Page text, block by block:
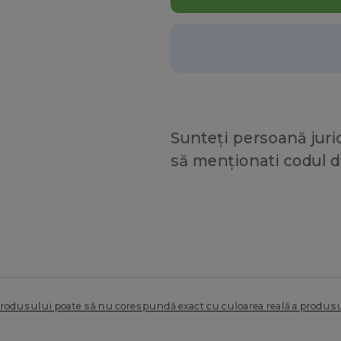
Sunteți persoană
să menționati codul
poate să nu corespundă exact cu culoarea reală a